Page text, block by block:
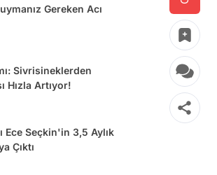
Gereken Acı
Sivrisineklerden
Hızla Artıyor!
Ece Seçkin'in 3,5 Aylık
Çıktı